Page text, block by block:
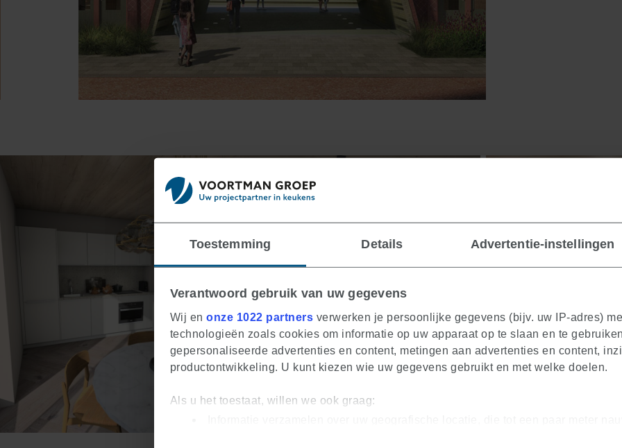
Toestemming Details Advertentie-instellingen
Verantwoord gebruik van uw gegevens
Wij en onze 1022 partners verwerken je persoonlijke gegevens (bijv. uw IP-adres)
technologieën zoals cookies om informatie op uw apparaat op te slaan en te
gepersonaliseerde advertenties en content, metingen aan advertenties en content,
productontwikkeling. U kunt kiezen wie uw gegevens gebruikt en met welke doelen.
Als u het toestaat, willen we ook graag: